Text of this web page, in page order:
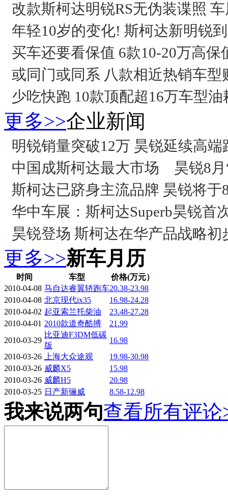
改款斯柯达明锐RS无伪装谍照
年轻10岁的变化! 斯柯达新明锐
买车还要看保值 6款10-20万高保
或同门或同系 八款相近热销车型
少吃快跑 10款顶配超16万车型油
更多>>企业新闻
明锐销量突破12万 昊锐延续高端
中国成斯柯达最大市场 昊锐8月
斯柯达已跻身主流品牌 昊锐将于
华中车展：斯柯达Superb昊锐首
昊锐登场 斯柯达在华产品战略初
更多>>新车月历
时间 车型
价格(万元）
2010-04-08 马自达睿翼轿跑车20.38-23.98
2010-04-08 北京现代ix35
16.98-24.28
2010-04-02 起亚索兰托柴油
23.48-27.28
2010-04-01 2010款道奇酷搏
21.99
2010-03-29
比亚迪F3DM低碳
版
16.98
2010-03-26
上海大众途观
19.98-30.98
2010-03-26 威麟X5
15.98
2010-03-26 威麟H5
20.98
2010-03-25 日产新骊威 8.58-12.98
我来说两句查看所有评论